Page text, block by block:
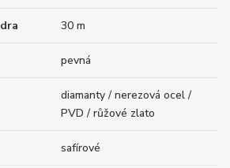
30 m
pevná
diamanty / nerezová ocel /
PVD / růžové zlato
safírové